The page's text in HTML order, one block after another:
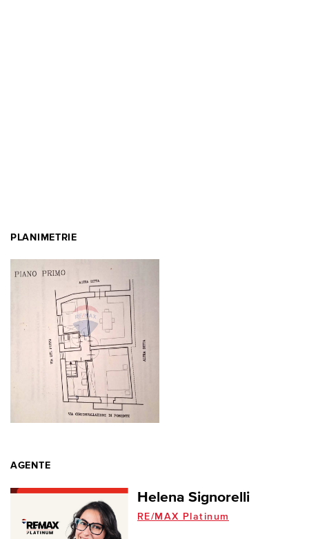
PLANIMETRIE
AGENTE
Helena Signorelli
RE/MAX Platinum